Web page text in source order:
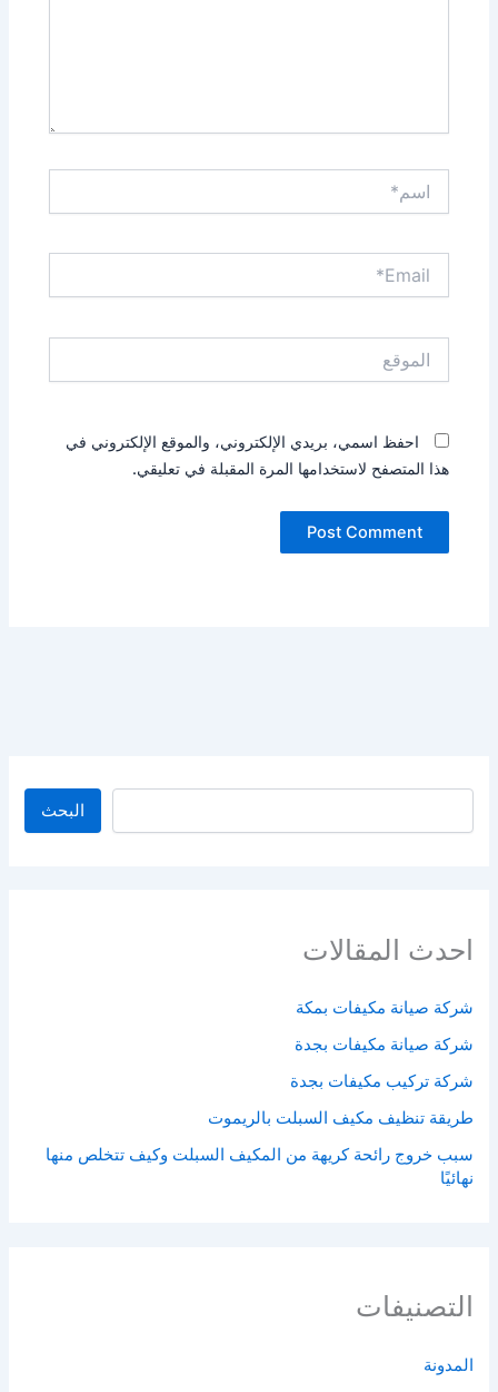
احفظ اسمي، بريدي الإلكتروني، والموقع الإلكتروني في
هذا المتصفح لاستخدامها المرة المقبلة في تعليقي.
البحث
احدث المقالات
شركة صيانة مكيفات بمكة
شركة صيانة مكيفات بجدة
شركة تركيب مكيفات بجدة
طريقة تنظيف مكيف السبلت بالريموت
سبب خروج رائحة كريهة من المكيف السبلت وكيف تتخلص منها
نهائيًا
التصنيفات
المدونة